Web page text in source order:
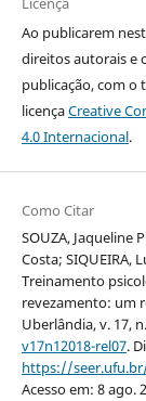
Ao publicarem
direitos autorais e
publicação, com o
licençaCreative
4.0 Internacional.
Como Citar
SOUZA, Jaqueline
Costa; SIQUEIRA,
Treinamento
revezamento: um
Uberlândia, v. 17,
v17n12018-rel07.
https://
Acesso em: 8 ago.